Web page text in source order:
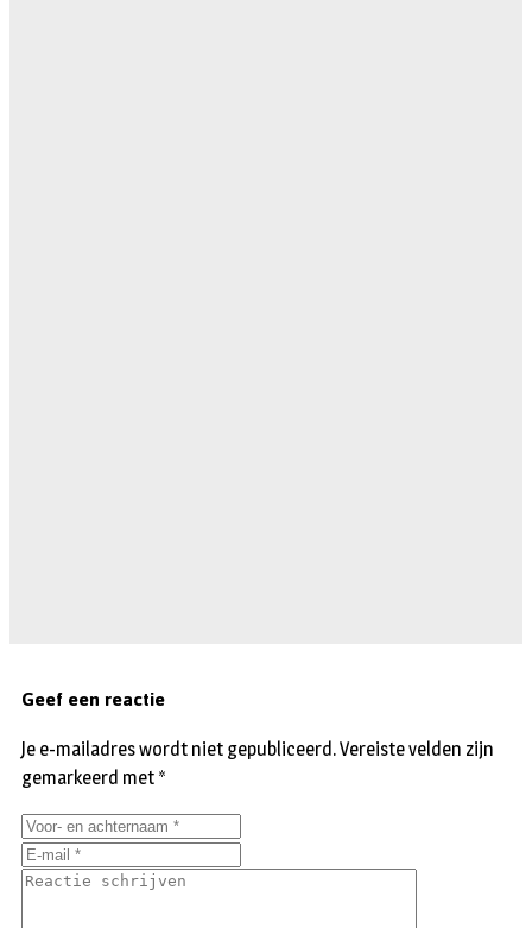
Geef een reactie
Je e-mailadres wordt niet gepubliceerd.Vereiste velden zijn
gemarkeerd met *